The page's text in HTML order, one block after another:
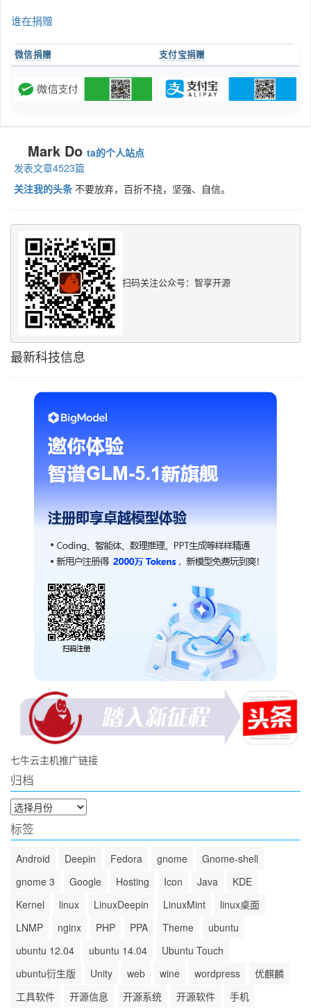
谁在捐赠
微信捐赠 支付宝捐赠
Mark Do ta的个人站点
发表文章4523篇
关注我的头条 不要放弃，百折不挠，坚强、自信。
扫码关注公众号：智享开源
最新科技信息
七牛云主机推广链接
归档
归
档
标签
Android Deepin Fedora gnome
Gnome-shell
gnome 3
Google Hosting Icon Java
KDE
Kernel
linux LinuxDeepin LinuxMint
linux桌面
LNMP
nginx PHP PPA Theme
ubuntu
ubuntu 12.04
ubuntu 14.04
Ubuntu Touch
ubuntu衍生版
Unity web wine wordpress
优麒麟
工具软件
开源信息 开源系统 开源软件 手机